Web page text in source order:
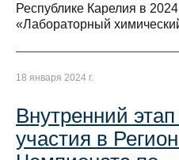
Республике Карелия в
«Лабораторный
18 января 2024 г.
Внутренний
участия в